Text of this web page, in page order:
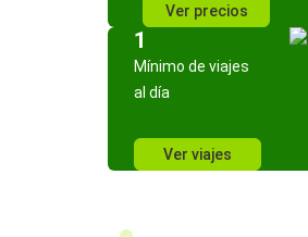
Ver precios
1
Mínimo de viajes
al día
Ver viajes